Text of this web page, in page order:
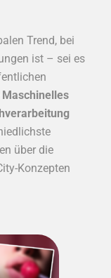
Trend, bei
ist – sei es
Maschinelles
über die
Konzepten